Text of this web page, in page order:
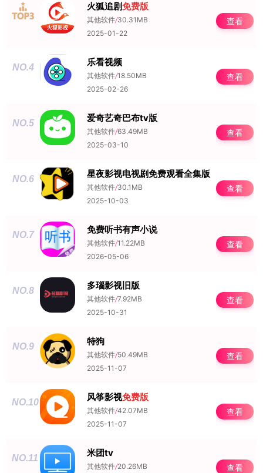
NO.3 火狐追剧免费版
其他软件/30.31MB
2025-01-22
查看
NO.4 乐看视频
其他软件/18.50MB
2025-02-26
查看
NO.5 爱奇艺奇巴布tv版
其他软件/63.49MB
2025-03-10
查看
NO.6 星夜影视电视剧免费观看全集版
其他软件/30.1MB
2025-10-03
查看
NO.7 免费听书有声小说
其他软件/11.22MB
2026-05-06
查看
NO.8 多瑙影视旧版
其他软件/7.92MB
2025-10-31
查看
NO.9 特狗
其他软件/50.49MB
2025-11-07
查看
NO.10 风筝影视免费版
其他软件/42.07MB
2025-11-07
查看
NO.11 米团tv
其他软件/20.26MB
查看